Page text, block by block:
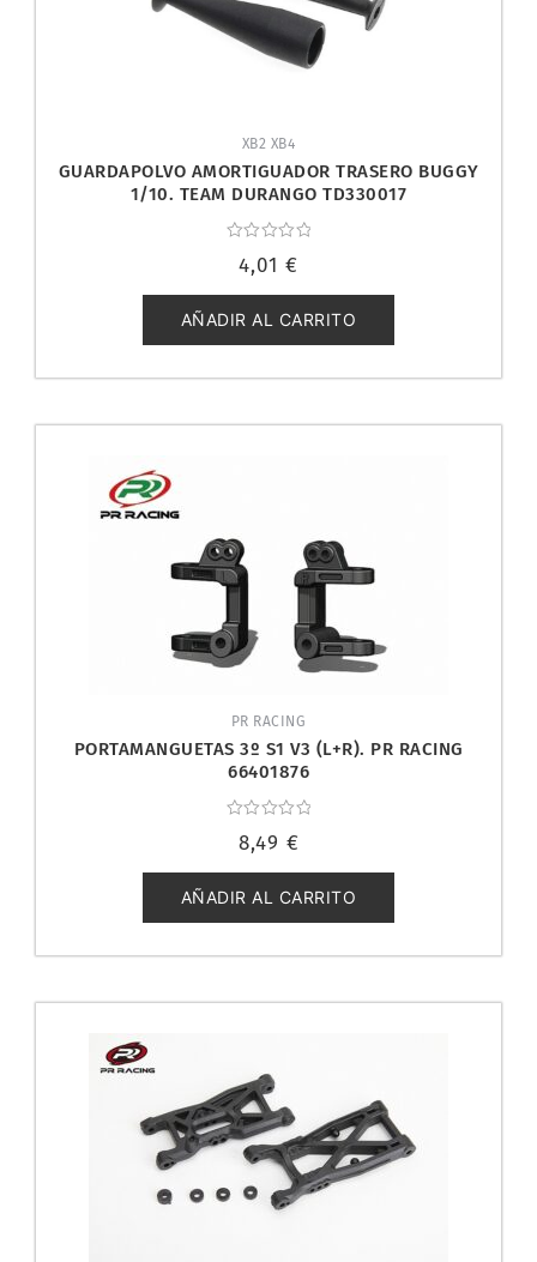
XB2 XB4
GUARDAPOLVO AMORTIGUADOR TRASERO BUGGY
1/10. TEAM DURANGO TD330017
con
de
5
4,01 €
AÑADIR AL CARRITO
PR RACING
PORTAMANGUETAS 3º S1 V3 (L+R). PR RACING
66401876
con
de
5
8,49 €
AÑADIR AL CARRITO